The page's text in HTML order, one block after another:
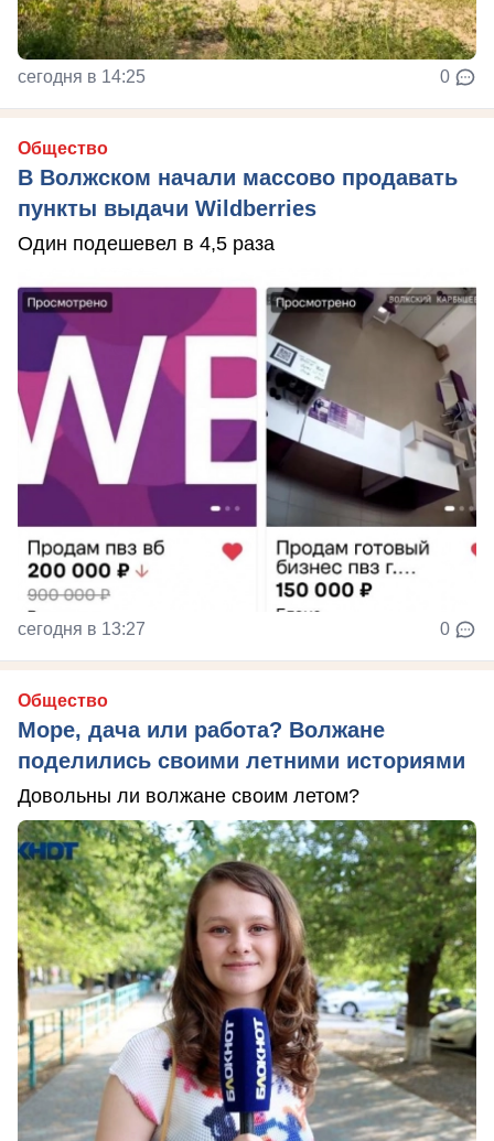
сегодня в 14:25 0
Общество
В Волжском начали массово продавать
пункты выдачи Wildberries
Один подешевел в 4,5 раза
сегодня в 13:27 0
Общество
Море, дача или работа? Волжане
поделились своими летними историями
Довольны ли волжане своим летом?